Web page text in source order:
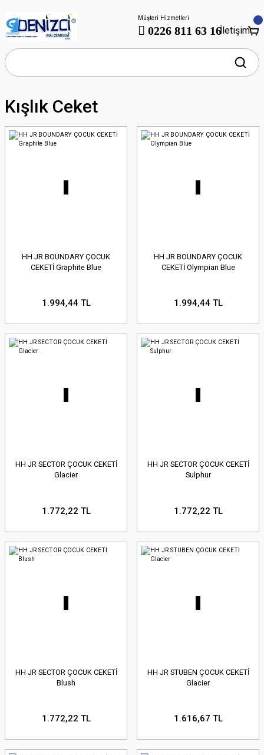
Müşteri Hizmetleri
0226 811 63 16İletişim
Kışlık Ceket
HH JR BOUNDARY ÇOCUK
CEKETİ Graphite Blue
1.994,44 TL
HH JR BOUNDARY ÇOCUK
CEKETİ Olympian Blue
1.994,44 TL
HH JR SECTOR ÇOCUK CEKETİ
Glacier
1.772,22 TL
HH JR SECTOR ÇOCUK CEKETİ
Sulphur
1.772,22 TL
HH JR SECTOR ÇOCUK CEKETİ
Blush
1.772,22 TL
HH JR STUBEN ÇOCUK CEKETİ
Glacier
1.616,67 TL